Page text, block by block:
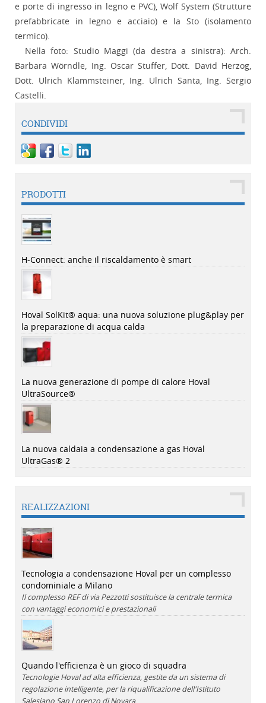
e porte di ingresso in legno e PVC), Wolf System (Strutture
prefabbricate in legno e acciaio) e la Sto (isolamento
termico).
Nella foto: Studio Maggi (da destra a sinistra): Arch.
Barbara Wörndle, Ing. Oscar Stuffer, Dott. David Herzog,
Dott. Ulrich Klammsteiner, Ing. Ulrich Santa, Ing. Sergio
Castelli.
CONDIVIDI
PRODOTTI
H-Connect: anche il riscaldamento è smart
Hoval SolKit® aqua: una nuova soluzione plug&play per
la preparazione di acqua calda
La nuova generazione di pompe di calore Hoval
UltraSource®
La nuova caldaia a condensazione a gas Hoval
UltraGas® 2
REALIZZAZIONI
Tecnologia a condensazione Hoval per un complesso
condominiale a Milano
Il complesso REF di via Pezzotti sostituisce la centrale termica
con vantaggi economici e prestazionali
Quando l'efficienza è un gioco di squadra
Tecnologie Hoval ad alta efficienza, gestite da un sistema di
regolazione intelligente, per la riqualificazione dell'Istituto